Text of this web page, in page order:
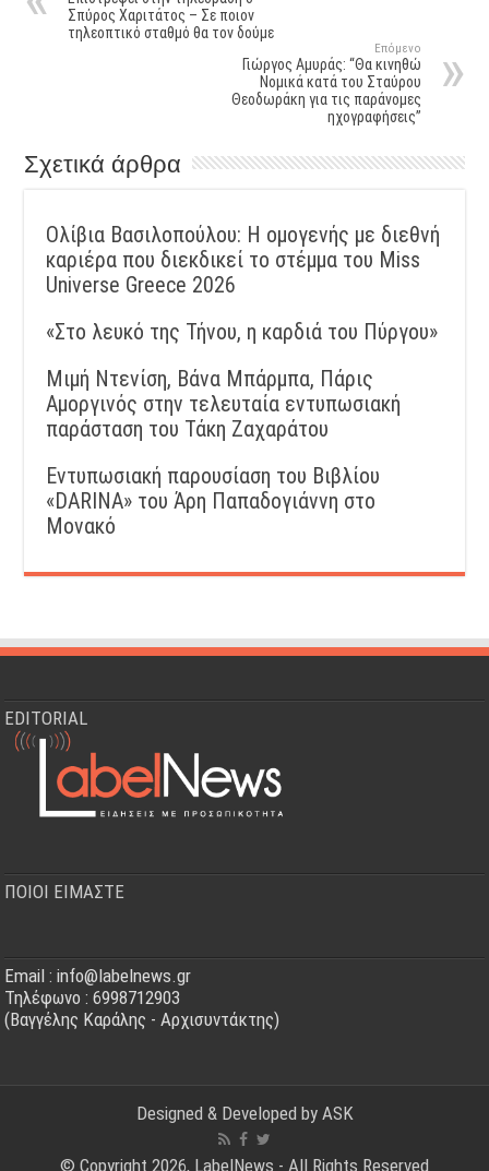
Σπύρος Χαριτάτος – Σε ποιον
τηλεοπτικό σταθμό θα τον δούμε
Επόμενο
Γιώργος Αμυράς: “Θα κινηθώ
Νομικά κατά του Σταύρου
Θεοδωράκη για τις παράνομες
ηχογραφήσεις”
Σχετικά άρθρα
Ολίβια Βασιλοπούλου: Η ομογενής με διεθνή
καριέρα που διεκδικεί το στέμμα του Miss
Universe Greece 2026
«Στο λευκό της Τήνου, η καρδιά του Πύργου»
Μιμή Ντενίση, Βάνα Μπάρμπα, Πάρις
Αμοργινός στην τελευταία εντυπωσιακή
παράσταση του Τάκη Ζαχαράτου
Εντυπωσιακή παρουσίαση του Βιβλίου
«DARINA» του Άρη Παπαδογιάννη στο
Μονακό
EDITORIAL
ΠΟΙΟΙ ΕΙΜΑΣΤΕ
Email : info@labelnews.gr
Τηλέφωνο : 6998712903
(Βαγγέλης Καράλης - Αρχισυντάκτης)
Designed & Developed by ASK
© Copyright 2026, LabelNews - All Rights Reserved